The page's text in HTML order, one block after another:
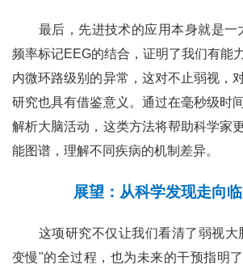
最后，先进技术的应用本身就是一
频率标记EEG的结合，证明了我们有能
内微环路级别的异常，这对不止弱视，
研究也具有借鉴意义。通过在毫秒级时
解析大脑活动，这类方法将帮助科学家
能图谱，理解不同疾病的机制差异。
展望：从科学发现走向
这项研究不仅让我们看清了弱视大
变慢"的全过程，也为未来的干预指明